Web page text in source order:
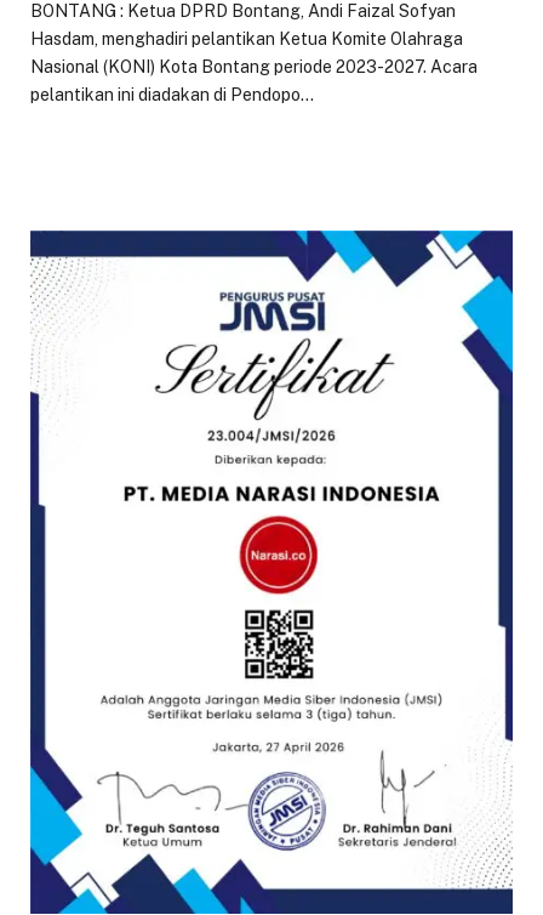
BONTANG : Ketua DPRD Bontang, Andi Faizal Sofyan
Hasdam, menghadiri pelantikan Ketua Komite Olahraga
Nasional (KONI) Kota Bontang periode 2023-2027. Acara
pelantikan ini diadakan di Pendopo…